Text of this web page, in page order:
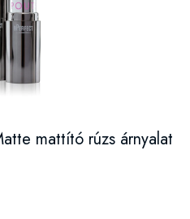
mattító rúzs árnyalat